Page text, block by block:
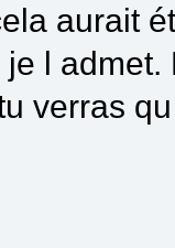
aurait
l
verras